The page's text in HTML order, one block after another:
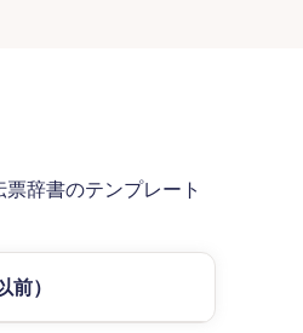
辞書のテンプレート
）